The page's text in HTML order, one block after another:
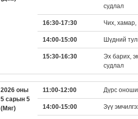
судлал
16:30-17:30 Чих,
14:00-15:00 Шүдний
15:30-16:30
Эх барих,
судлал
2026 оны
5 сарын 5
(Мяг)
11:00-12:00 Дүрс
14:00-15:00 Зүү